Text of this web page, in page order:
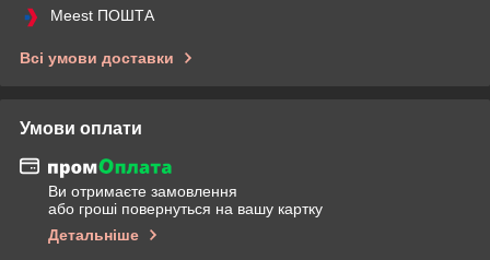
Meest ПОШТА
Всі умови доставки
Умови оплати
Ви отримаєте замовлення
або гроші повернуться на вашу картку
Детальніше